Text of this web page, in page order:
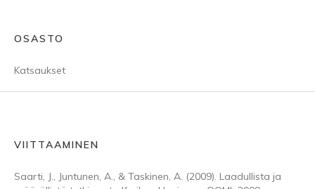
OSASTO
Katsaukset
VIITTAAMINEN
Saarti, J., Juntunen, A., & Taskinen, A. (2009). Laadullista ja